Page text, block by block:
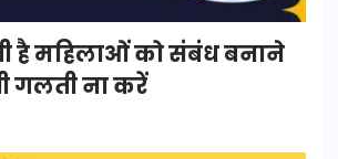
है महिलाओं को संबंध बनाने
गलती ना करें